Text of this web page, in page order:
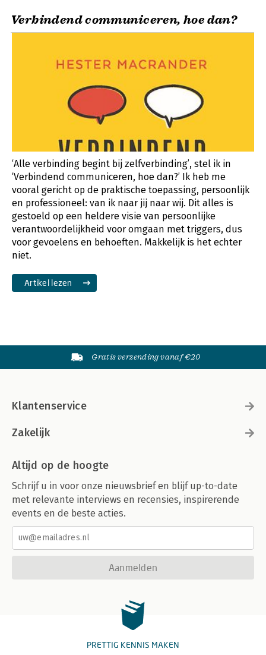
Verbindend communiceren, hoe dan?
‘Alle verbinding begint bij zelfverbinding’, stel ik in
‘Verbindend communiceren, hoe dan?’ Ik heb me
vooral gericht op de praktische toepassing, persoonlijk
en professioneel: van ik naar jij naar wij. Dit alles is
gestoeld op een heldere visie van persoonlijke
verantwoordelijkheid voor omgaan met triggers, dus
voor gevoelens en behoeften. Makkelijk is het echter
niet.
Artikel lezen
Gratis verzending vanaf €20
Klantenservice
Zakelijk
Altijd op de hoogte
Schrijf u in voor onze nieuwsbrief en blijf up-to-date
met relevante interviews en recensies, inspirerende
events en de beste acties.
Aanmelden
PRETTIG KENNIS MAKEN